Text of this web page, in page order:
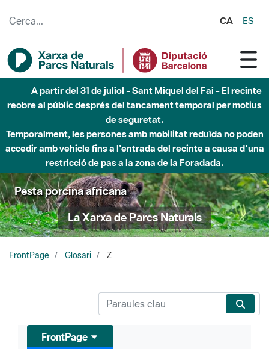
CA ES
A partir del 31 de juliol - Sant Miquel del Fai - El recinte
reobre al públic després del tancament temporal per motius
de seguretat.
Temporalment, les persones amb mobilitat reduïda no poden
accedir amb vehicle fins a l'entrada del recinte a causa d'una
restricció de pas a la zona de la Foradada.
Pesta porcina africana
La Xarxa de Parcs Naturals
FrontPage Glosari Z
FrontPage